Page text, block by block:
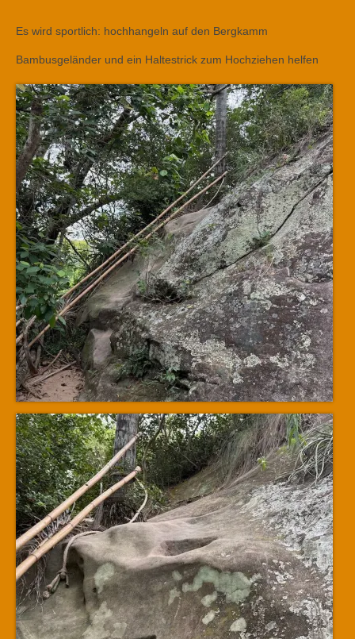
Es wird sportlich: hochhangeln auf den Bergkamm
Bambusgeländer und ein Haltestrick zum Hochziehen helfen